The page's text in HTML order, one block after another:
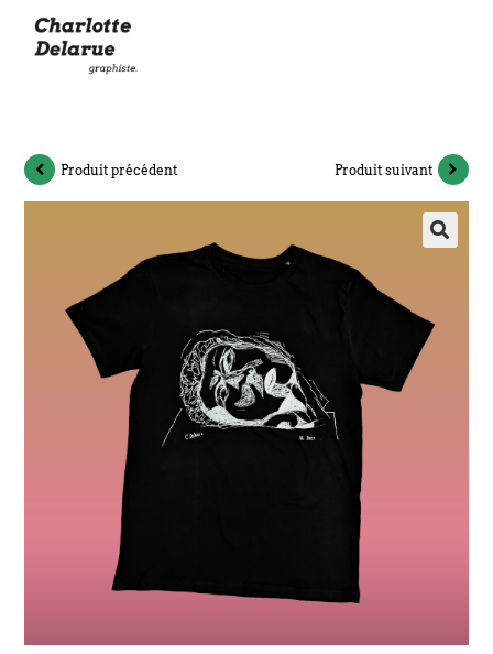
Produit précédent Produit suivant